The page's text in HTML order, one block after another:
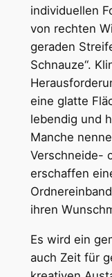
individuellen
von rechten
geraden
Schnauze“.
eine glatte
lebendig und
Manche
Verschneide-
erschaffen
ihren
Es wird ein
auch Zeit für